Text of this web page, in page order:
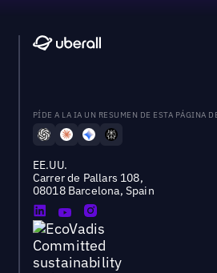
PÍDE A LA IA UN RESUMEN DE ESTA PÁGINA
EE.UU.
Carrer de Pallars 108,
08018 Barcelona, Spain